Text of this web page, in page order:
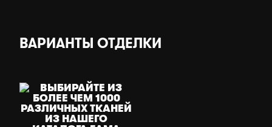
ВАРИАНТЫ ОТДЕЛКИ